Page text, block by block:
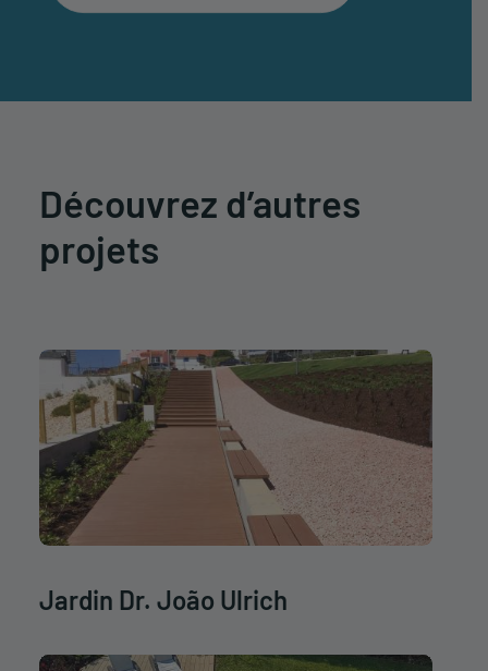
Découvrez d’autres
projets
Jardin Dr. João Ulrich